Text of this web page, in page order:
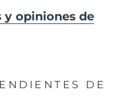
y opiniones de
DE